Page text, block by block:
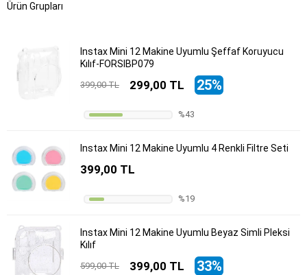
Ürün Grupları
Instax Mini 12 Makine Uyumlu Şeffaf Koruyucu
Kılıf-FORSIBP079
399,00 TL 299,00 TL 25%
%43
Instax Mini 12 Makine Uyumlu 4 Renkli Filtre Seti
399,00 TL
%19
Instax Mini 12 Makine Uyumlu Beyaz Simli Pleksi
Kılıf
599,00 TL 399,00 TL 33%